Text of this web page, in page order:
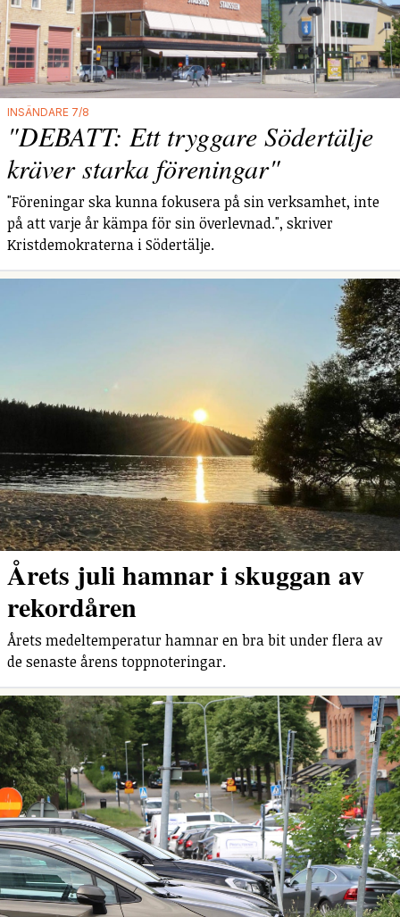
INSÄNDARE 7/8
"DEBATT: Ett tryggare Södertälje
kräver starka föreningar"
"Föreningar ska kunna fokusera på sin verksamhet, inte
på att varje år kämpa för sin överlevnad.", skriver
Kristdemokraterna i Södertälje.
Årets juli hamnar i skuggan av
rekordåren
Årets medeltemperatur hamnar en bra bit under flera av
de senaste årens toppnoteringar.